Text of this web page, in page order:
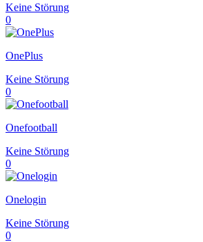
Keine Störung
0
OnePlus
Keine Störung
0
Onefootball
Keine Störung
0
Onelogin
Keine Störung
0